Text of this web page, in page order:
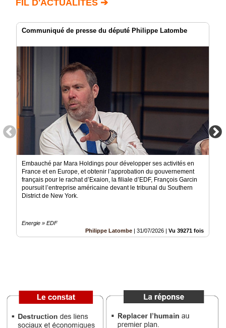
Médias
groupe
Blogs
Inscription
éditeur
FIL D'ACTUALITÉS ➔
Communiqué de presse du député Philippe Latombe
Embauché par Mara Holdings pour développer ses activités en
France et en Europe, et obtenir l’approbation du gouvernement
français pour le rachat d’Exaion, la filiale d’EDF, François Garcin
poursuit l’entreprise américaine devant le tribunal du Southern
District de New York.
Energie » EDF
Philippe Latombe
31/07/2026 Vu 39271 fois